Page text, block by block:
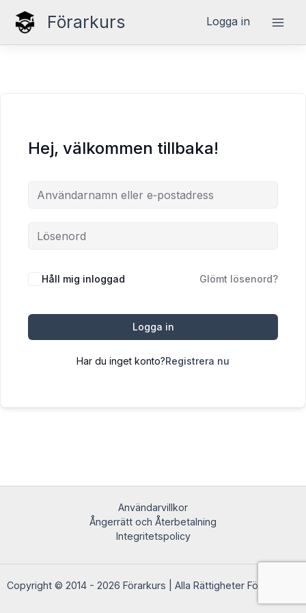
Hoppa
Förarkurs Logga in
Hej, välkommen tillbaka!
Håll mig inloggad Glömt lösenord?
Logga in
Har du inget konto?Registrera nu
Användarvillkor
Ångerrätt och Återbetalning
Integritetspolicy
Copyright © 2014 - 2026 Förarkurs | Alla Rättigheter Förbehållna